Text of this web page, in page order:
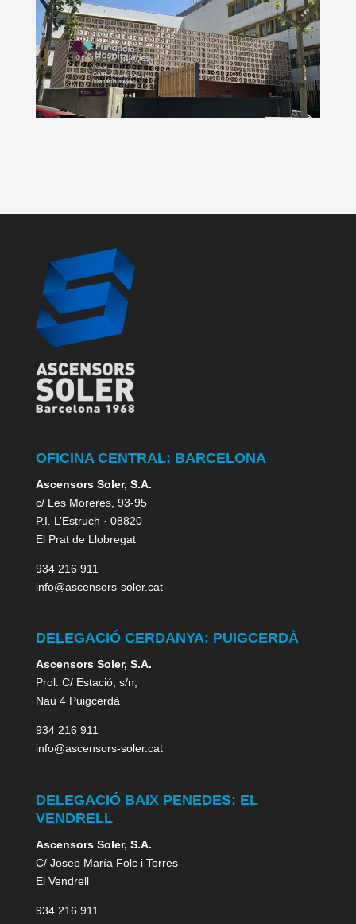
OFICINA CENTRAL: BARCELONA
Ascensors Soler, S.A.
c/ Les Moreres, 93-95
P.I. L’Estruch · 08820
El Prat de Llobregat
934 216 911
info@ascensors-soler.cat
DELEGACIÓ CERDANYA: PUIGCERDÀ
Ascensors Soler, S.A.
Prol. C/ Estació, s/n,
Nau 4 Puigcerdà
934 216 911
info@ascensors-soler.cat
DELEGACIÓ BAIX PENEDES: EL
VENDRELL
Ascensors Soler, S.A.
C/ Josep María Folc i Torres
El Vendrell
934 216 911